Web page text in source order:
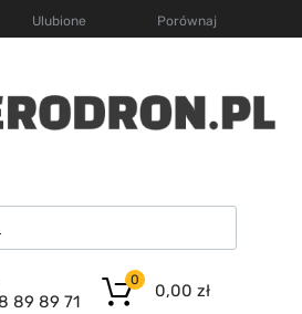
Ulubione Porównaj
89 89 71
0,00 zł
0